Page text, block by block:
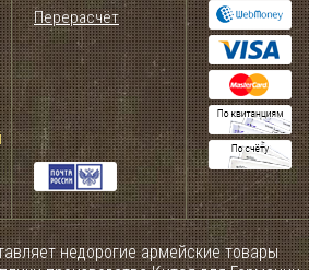
Перерасчёт
недорогие армейские товары